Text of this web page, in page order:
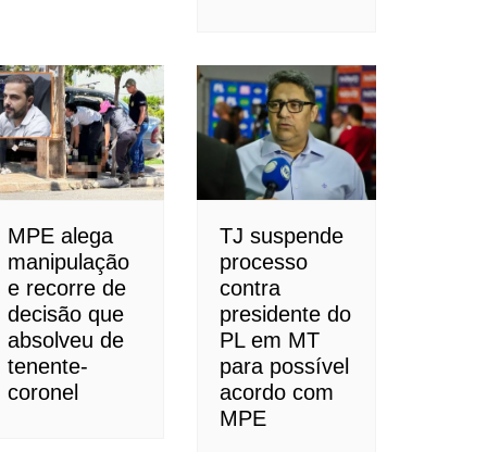
MPE alega
manipulação
e recorre de
decisão que
absolveu de
tenente-
coronel
TJ suspende
processo
contra
presidente do
PL em MT
para possível
acordo com
MPE